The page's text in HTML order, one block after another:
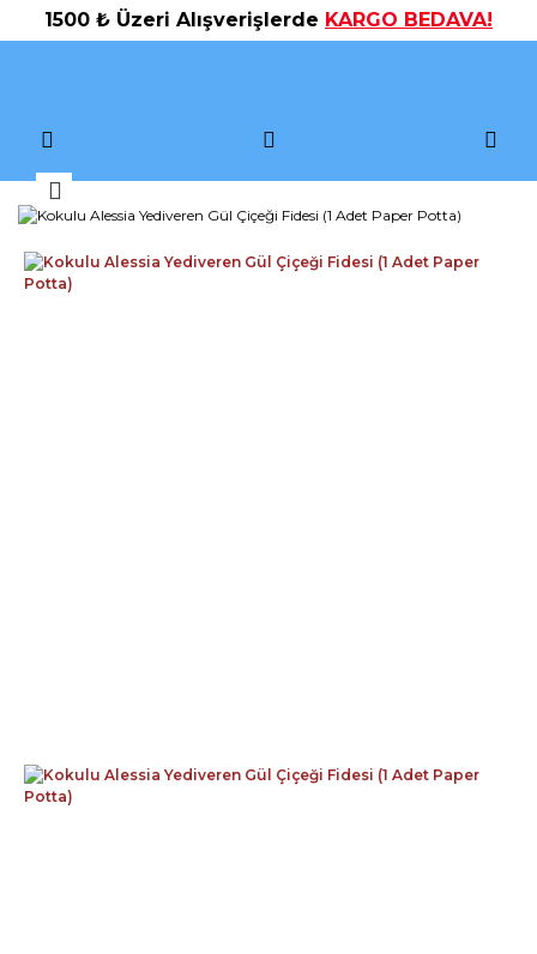
1500 ₺ Üzeri Alışverişlerde KARGO BEDAVA!